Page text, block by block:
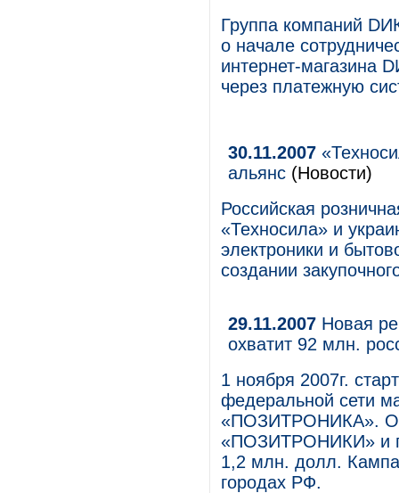
Группа компаний
о начале
интернет-магазина
через платежную
30.11.2007
альянс (Новости)
Российская
«Техносила» и
электроники и
создании
29.11.2007 Новая
охватит 92 млн.
1 ноября 2007г.
федеральной сети
«ПОЗИТРОНИКА».
«ПОЗИТРОНИКИ» и
1,2 млн. долл.
городах РФ.